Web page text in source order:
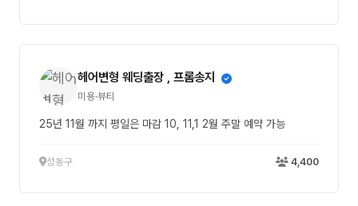
헤어변형 웨딩출장 , 프롬송지
미용·뷰티
25년 11월 까지 평일은 마감 10, 11,1 2월 주말 예약 가능
성동구 4,400